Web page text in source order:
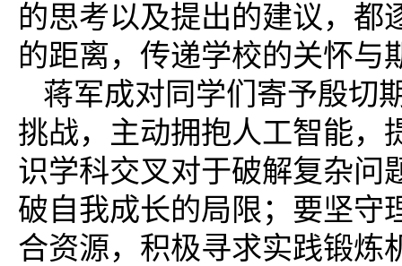
的思考以及提出的建议，都
的距离，传递学校的关怀与
蒋军成对同学们寄予殷切
挑战，主动拥抱人工智能，
识学科交叉对于破解复杂问
破自我成长的局限；要坚守
合资源，积极寻求实践锻炼